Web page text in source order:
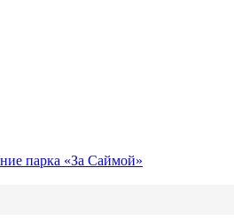
парка «За Саймой»